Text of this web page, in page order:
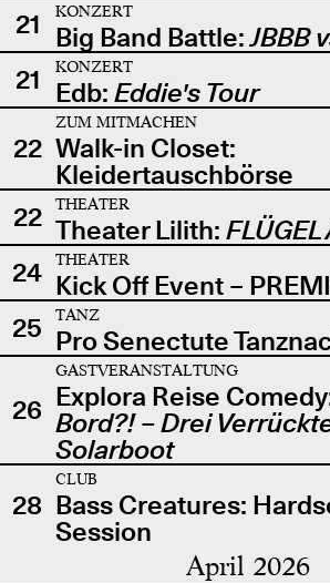
21
KONZERT
Big Band Battle:JBBB
21
KONZERT
Edb: Eddie's Tour
22
ZUM MITMACHEN
Walk-in Closet:
Kleidertauschbörse
22
THEATER
Theater Lilith:
24
THEATER
Kick Off Event –
25
TANZ
Pro Senectute
26
GASTVERANSTALTUNG
Explora Reise
Bord?! – Drei
Solarboot
28
CLUB
Bass Creatures:
Session
April 2026